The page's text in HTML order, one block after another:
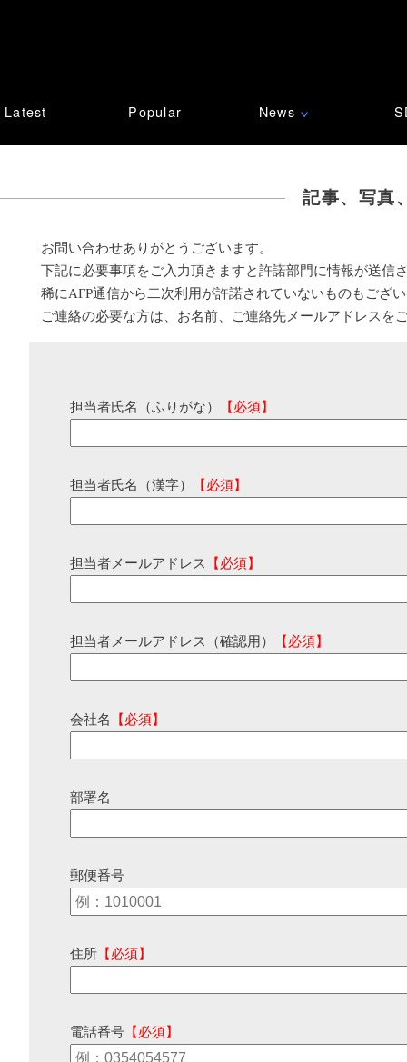
Latest Popular News ∨
記事、写真
お問い合わせありがとうございます。
下記に必要事項をご入力頂きますと許諾部門に情報が送信
稀にAFP通信から二次利用が許諾されていないものもござ
ご連絡の必要な方は、お名前、ご連絡先メールアドレスを
担当者氏名（ふりがな） 【必須】
担当者氏名（漢字） 【必須】
担当者メールアドレス 【必須】
担当者メールアドレス（確認用） 【必須】
会社名 【必須】
部署名
郵便番号
住所 【必須】
電話番号 【必須】